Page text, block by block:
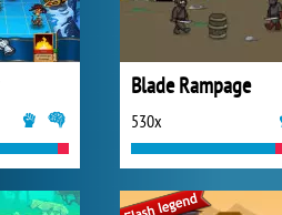
Blade Rampage
530x